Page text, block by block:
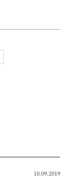
10.09.2019